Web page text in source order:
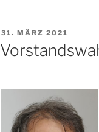
3“
VERÖFFENTLICHT
31. MÄRZ 2021